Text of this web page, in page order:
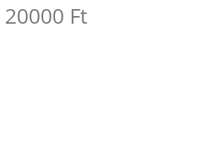
20000 Ft